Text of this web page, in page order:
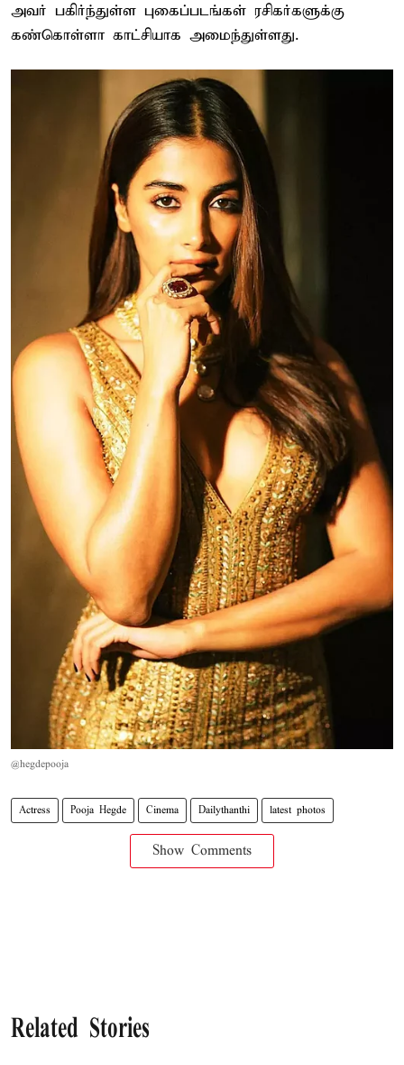
அவர் பகிர்ந்துள்ள புகைப்படங்கள் ரசிகர்களுக்கு
கண்கொள்ளா காட்சியாக அமைந்துள்ளது.
@hegdepooja
Actress Pooja Hegde Cinema Dailythanthi latest photos
Show Comments
Related Stories